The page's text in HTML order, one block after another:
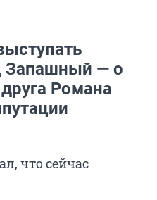
Запашный — о
Романа
что сейчас